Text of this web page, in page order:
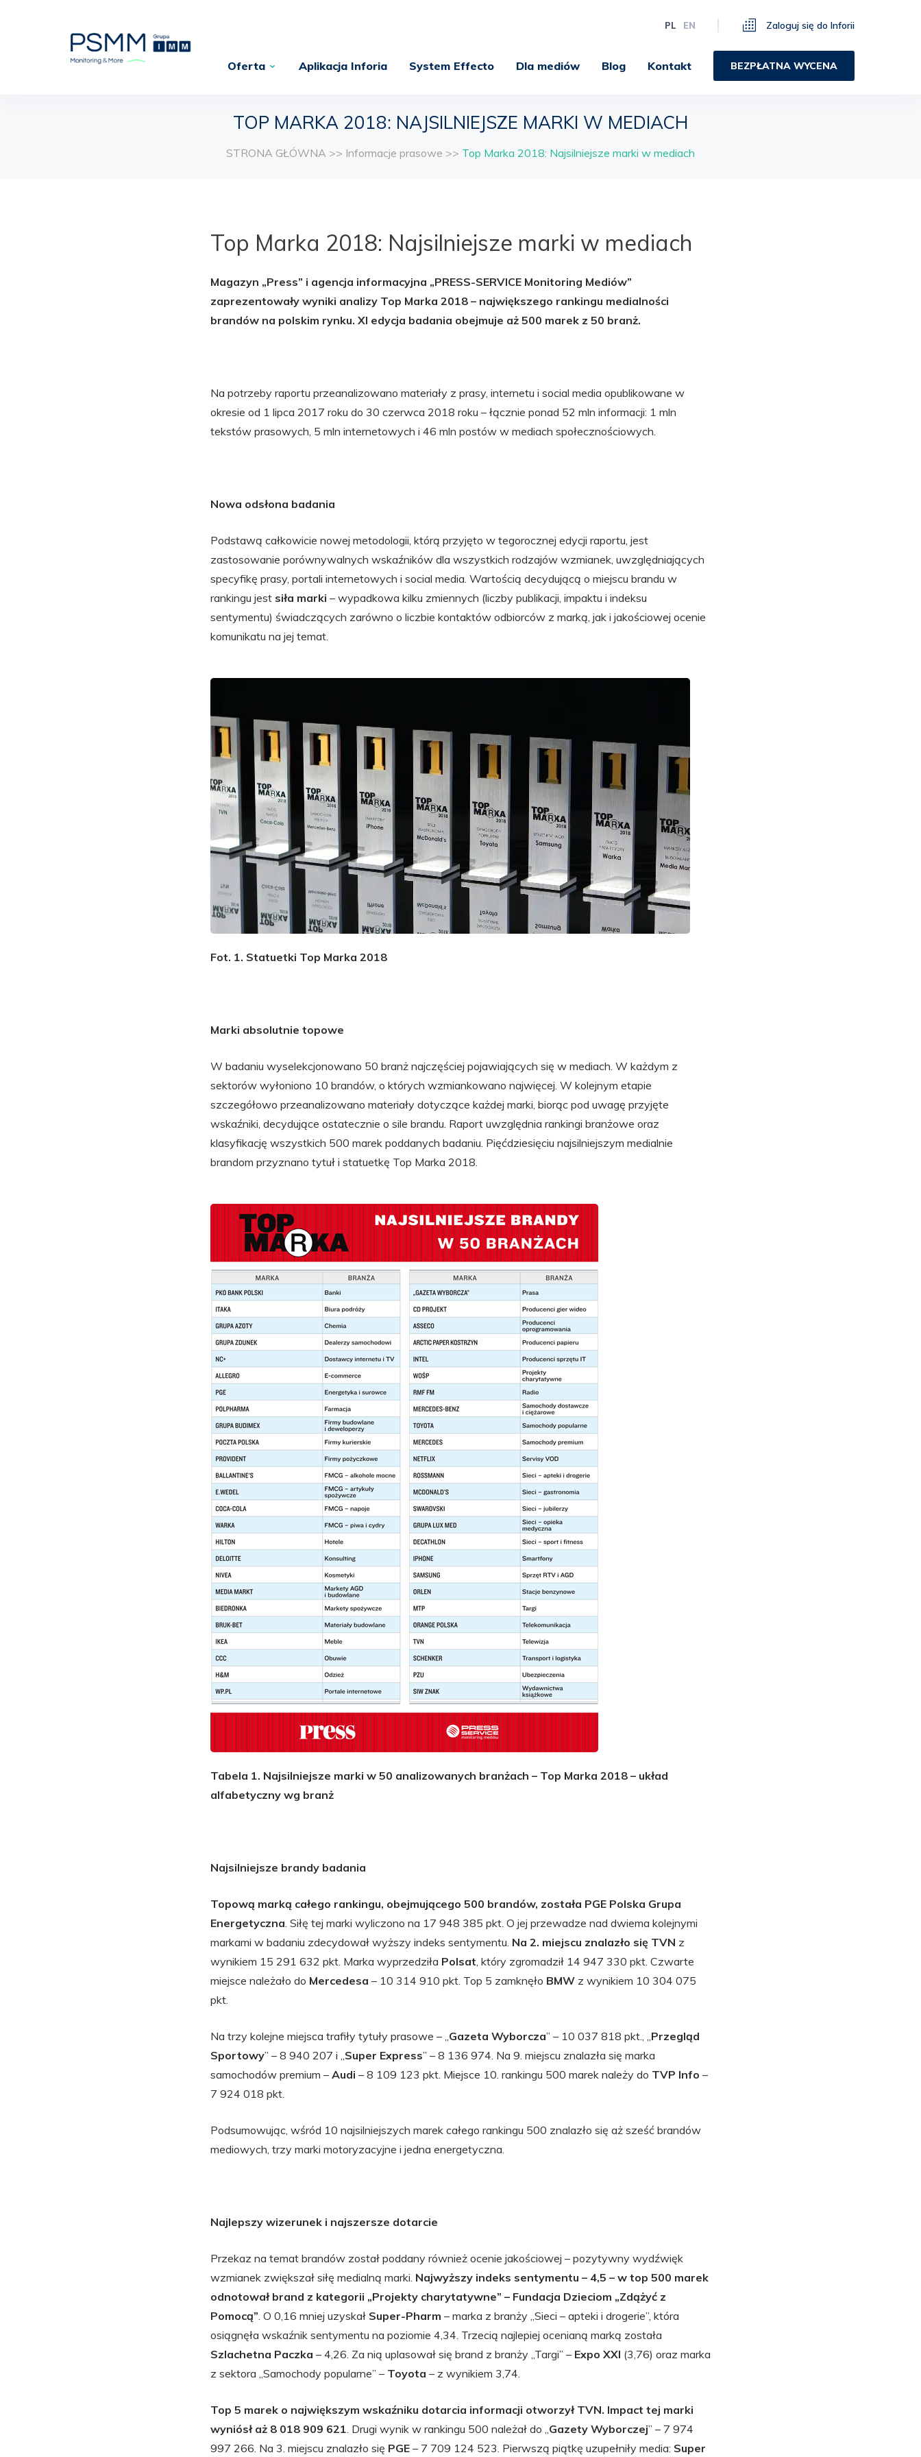
PL EN Zaloguj się do Inforii
Oferta Aplikacja Inforia System Effecto Dla mediów Blog Kontakt BEZPŁATNA WYCENA
TOP MARKA 2018: NAJSILNIEJSZE MARKI W MEDIACH
STRONA GŁÓWNA >> Informacje prasowe >> Top Marka 2018: Najsilniejsze marki w mediach
Top Marka 2018: Najsilniejsze marki w mediach
Magazyn „Press” i agencja informacyjna „PRESS-SERVICE Monitoring Mediów”
zaprezentowały wyniki analizy Top Marka 2018 – największego rankingu medialności
brandów na polskim rynku. XI edycja badania obejmuje aż 500 marek z 50 branż.
Na potrzeby raportu przeanalizowano materiały z prasy, internetu i social media opublikowane w
okresie od 1 lipca 2017 roku do 30 czerwca 2018 roku – łącznie ponad 52 mln informacji: 1 mln
tekstów prasowych, 5 mln internetowych i 46 mln postów w mediach społecznościowych.
Nowa odsłona badania
Podstawą całkowicie nowej metodologii, którą przyjęto w tegorocznej edycji raportu, jest
zastosowanie porównywalnych wskaźników dla wszystkich rodzajów wzmianek, uwzględniających
specyfikę prasy, portali internetowych i social media. Wartością decydującą o miejscu brandu w
rankingu jest siła marki – wypadkowa kilku zmiennych (liczby publikacji, impaktu i indeksu
sentymentu) świadczących zarówno o liczbie kontaktów odbiorców z marką, jak i jakościowej ocenie
komunikatu na jej temat.
Fot. 1. Statuetki Top Marka 2018
Marki absolutnie topowe
W badaniu wyselekcjonowano 50 branż najczęściej pojawiających się w mediach. W każdym z
sektorów wyłoniono 10 brandów, o których wzmiankowano najwięcej. W kolejnym etapie
szczegółowo przeanalizowano materiały dotyczące każdej marki, biorąc pod uwagę przyjęte
wskaźniki, decydujące ostatecznie o sile brandu. Raport uwzględnia rankingi branżowe oraz
klasyfikację wszystkich 500 marek poddanych badaniu. Pięćdziesięciu najsilniejszym medialnie
brandom przyznano tytuł i statuetkę Top Marka 2018.
Tabela 1. Najsilniejsze marki w 50 analizowanych branżach – Top Marka 2018 – układ
alfabetyczny wg branż
Najsilniejsze brandy badania
Topową marką całego rankingu, obejmującego 500 brandów, została PGE Polska Grupa
Energetyczna. Siłę tej marki wyliczono na 17 948 385 pkt. O jej przewadze nad dwiema kolejnymi
markami w badaniu zdecydował wyższy indeks sentymentu. Na 2. miejscu znalazło się TVN z
wynikiem 15 291 632 pkt. Marka wyprzedziła Polsat, który zgromadził 14 947 330 pkt. Czwarte
miejsce należało do Mercedesa – 10 314 910 pkt. Top 5 zamknęło BMW z wynikiem 10 304 075
pkt.
Na trzy kolejne miejsca trafiły tytuły prasowe – „Gazeta Wyborcza” – 10 037 818 pkt., „Przegląd
Sportowy” – 8 940 207 i „Super Express” – 8 136 974. Na 9. miejscu znalazła się marka
samochodów premium – Audi – 8 109 123 pkt. Miejsce 10. rankingu 500 marek należy do TVP Info –
7 924 018 pkt.
Podsumowując, wśród 10 najsilniejszych marek całego rankingu 500 znalazło się aż sześć brandów
mediowych, trzy marki motoryzacyjne i jedna energetyczna.
Najlepszy wizerunek i najszersze dotarcie
Przekaz na temat brandów został poddany również ocenie jakościowej – pozytywny wydźwięk
wzmianek zwiększał siłę medialną marki. Najwyższy indeks sentymentu – 4,5 – w top 500 marek
odnotował brand z kategorii „Projekty charytatywne” – Fundacja Dzieciom „Zdążyć z
Pomocą”. O 0,16 mniej uzyskał Super-Pharm – marka z branży „Sieci – apteki i drogerie”, która
osiągnęła wskaźnik sentymentu na poziomie 4,34. Trzecią najlepiej ocenianą marką została
Szlachetna Paczka – 4,26. Za nią uplasował się brand z branży „Targi” – Expo XXI (3,76) oraz marka
z sektora „Samochody popularne” – Toyota – z wynikiem 3,74.
Top 5 marek o największym wskaźniku dotarcia informacji otworzył TVN. Impact tej marki
wyniósł aż 8 018 909 621. Drugi wynik w rankingu 500 należał do „Gazety Wyborczej” – 7 974
997 266. Na 3. miejscu znalazło się PGE – 7 709 124 523. Pierwszą piątkę uzupełniły media: Super